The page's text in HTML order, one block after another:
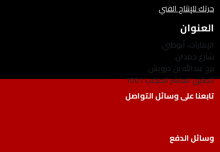
حرتك للإنتاج الفني
العنوان
الإمارات، أبوظبي
شارع حمدان
برج عبدالله بن درويش
الطابق العاشر المكتب 1001
تابعنا على وسائل التواصل
وسائل الدفع